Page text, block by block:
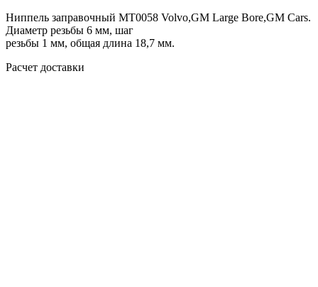
Ниппель заправочный MT0058 Volvo,GM Large Bore,GM Cars.
Диаметр резьбы 6 мм, шаг
резьбы 1 мм, общая длина 18,7 мм.
Расчет доставки